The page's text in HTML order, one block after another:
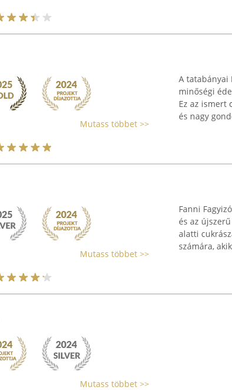
Mutass többet >>
A tatabányai
minőségi
Ez az ismert
és nagy
Mutass többet >>
Fanni
és az
alatti
számára,
Mutass többet >>